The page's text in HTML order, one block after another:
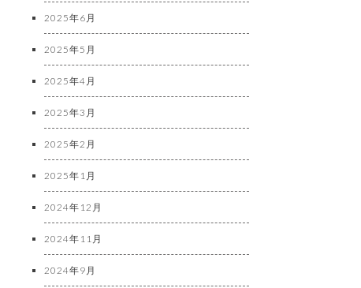
2025年6月
2025年5月
2025年4月
2025年3月
2025年2月
2025年1月
2024年12月
2024年11月
2024年9月